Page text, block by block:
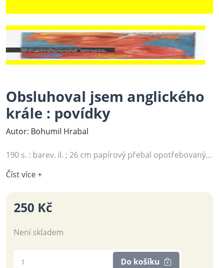
Obsluhoval jsem anglického
krále : povídky
Autor: Bohumil Hrabal
190 s. : barev. il. ; 26 cm papírový přebal opotřebovaný...
Číst více +
250 Kč
Není skladem
Do košíku